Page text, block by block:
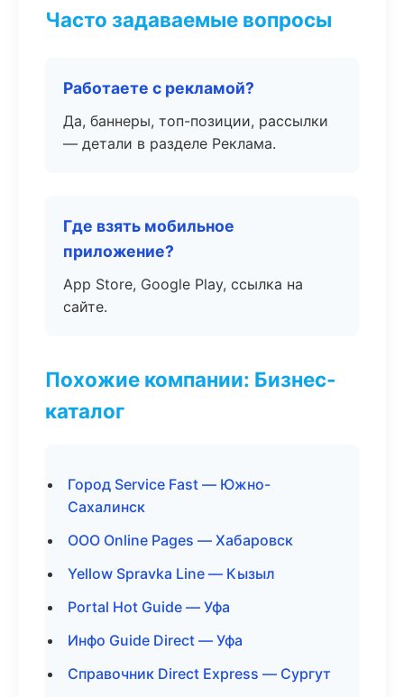
Часто задаваемые вопросы
Работаете с рекламой?
Да, баннеры, топ-позиции, рассылки
— детали в разделе Реклама.
Где взять мобильное
приложение?
App Store, Google Play, ссылка на
сайте.
Похожие компании: Бизнес-
каталог
Город Service Fast — Южно-
Сахалинск
ООО Online Pages — Хабаровск
Yellow Spravka Line — Кызыл
Portal Hot Guide — Уфа
Инфо Guide Direct — Уфа
Справочник Direct Express — Сургут